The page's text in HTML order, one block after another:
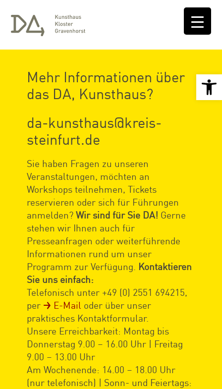
Mehr Informationen über
das DA, Kunsthaus?
da-kunsthaus@kreis-
steinfurt.de
Sie haben Fragen zu unseren
Veranstaltungen, möchten an
Workshops teilnehmen, Tickets
reservieren oder sich für Führungen
anmelden? Wir sind für Sie DA! Gerne
stehen wir Ihnen auch für
Presseanfragen oder weiterführende
Informationen rund um unser
Programm zur Verfügung. Kontaktieren
Sie uns einfach:
Telefonisch unter +49 (0) 2551 694215,
per
E-Mail oder über unser
praktisches Kontaktformular.
Unsere Erreichbarkeit: Montag bis
Donnerstag 9.00 – 16.00 Uhr | Freitag
9.00 – 13.00 Uhr
Am Wochenende: 14.00 – 18.00 Uhr
(nur telefonisch) | Sonn- und Feiertags: